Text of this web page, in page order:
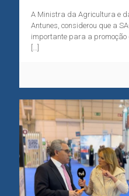
A Ministra da Agricultura e
Antunes, considerou que a
importante para a
[…]